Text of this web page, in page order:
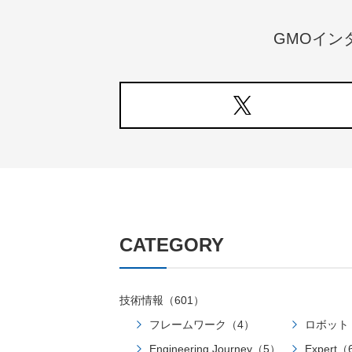
GMOイン
CATEGORY
技術情報（601）
フレームワーク（4）
ロボット
Engineering Journey（5）
Expert（